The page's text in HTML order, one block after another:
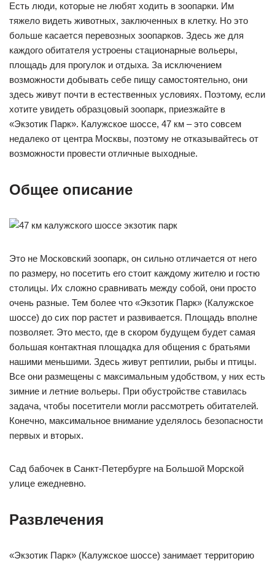
Есть люди, которые не любят ходить в зоопарки. Им
тяжело видеть животных, заключенных в клетку. Но это
больше касается перевозных зоопарков. Здесь же для
каждого обитателя устроены стационарные вольеры,
площадь для прогулок и отдыха. За исключением
возможности добывать себе пищу самостоятельно, они
здесь живут почти в естественных условиях. Поэтому, если
хотите увидеть образцовый зоопарк, приезжайте в
«Экзотик Парк». Калужское шоссе, 47 км – это совсем
недалеко от центра Москвы, поэтому не отказывайтесь от
возможности провести отличные выходные.
Общее описание
Это не Московский зоопарк, он сильно отличается от него
по размеру, но посетить его стоит каждому жителю и гостю
столицы. Их сложно сравнивать между собой, они просто
очень разные. Тем более что «Экзотик Парк» (Калужское
шоссе) до сих пор растет и развивается. Площадь вполне
позволяет. Это место, где в скором будущем будет самая
большая контактная площадка для общения с братьями
нашими меньшими. Здесь живут рептилии, рыбы и птицы.
Все они размещены с максимальным удобством, у них есть
зимние и летние вольеры. При обустройстве ставилась
задача, чтобы посетители могли рассмотреть обитателей.
Конечно, максимальное внимание уделялось безопасности
первых и вторых.
Сад бабочек в Санкт-Петербурге на Большой Морской
улице ежедневно.
Развлечения
«Экзотик Парк» (Калужское шоссе) занимает территорию